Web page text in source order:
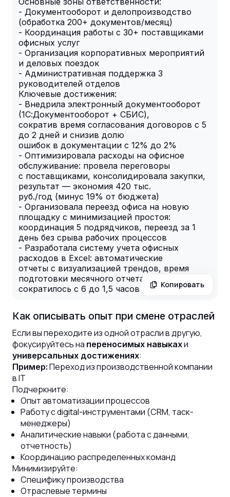
- Документооборот и делопроизводство
(обработка 200+ документов/месяц)
- Координация работы с 30+ поставщиками
офисных услуг
- Организация корпоративных мероприятий
и деловых поездок
- Административная поддержка 3
руководителей отделов
Ключевые достижения:
- Внедрила электронный документооборот
(1С:Документооборот + СБИС),
сократив время согласования договоров с 5
до 2 дней и снизив долю
ошибок в документации с 12% до 2%
- Оптимизировала расходы на офисное
обслуживание: провела переговоры
с поставщиками, консолидировала закупки,
результат — экономия 420 тыс.
руб./год (минус 19% от бюджета)
- Организовала переезд офиса на новую
площадку с минимизацией простоя:
координация 5 подрядчиков, переезд за 1
день без срыва рабочих процессов
- Разработала систему учета офисных
расходов в Excel: автоматические
отчеты с визуализацией трендов, время
подготовки месячного отчета
сократилось с 6 до 1,5 часов
Копировать
Как описывать опыт при смене отраслей
Если вы переходите из одной отрасли в другую,
фокусируйтесь на переносимых навыкахи
универсальных достижениях:
Пример: Переход из производственной компании
в IT
Подчеркните:
Опыт автоматизации процессов
Работу с digital-инструментами (CRM, таск-
менеджеры)
Аналитические навыки (работа с данными,
отчетность)
Координацию распределенных команд
Минимизируйте:
Специфику производства
Отраслевые термины